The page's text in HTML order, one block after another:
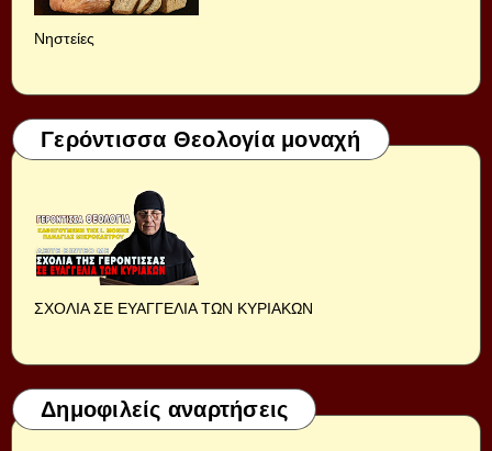
Νηστείες
Γερόντισσα Θεολογία μοναχή
ΣΧΟΛΙΑ ΣΕ ΕΥΑΓΓΕΛΙΑ ΤΩΝ ΚΥΡΙΑΚΩΝ
Δημοφιλείς αναρτήσεις